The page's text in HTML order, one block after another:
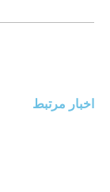
اخبار مرتبط